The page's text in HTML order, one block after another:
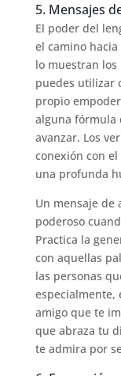
5. Mensajes
El poder del
el camino
lo muestran
puedes utilizar
propio
alguna fórmula
avanzar. Los
conexión con
una profunda
Un mensaje de
poderoso
Practica la
con aquellas
las personas
especialmente,
amigo que te
que abraza tu
te admira por